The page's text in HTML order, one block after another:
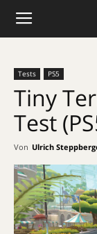
Tests PS5
Tiny
Test
Von Ulrich